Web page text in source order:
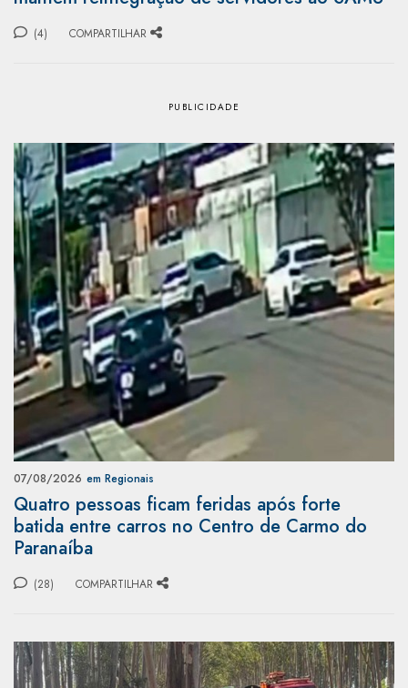
(4) COMPARTILHAR
07/08/2026 em Regionais
Quatro pessoas ficam feridas após forte
batida entre carros no Centro de Carmo do
Paranaíba
(28) COMPARTILHAR